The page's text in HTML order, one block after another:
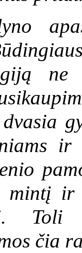
ne
ir
ir
Toli
čia